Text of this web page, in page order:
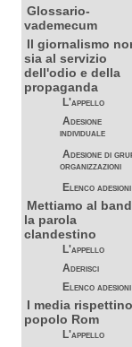
Glossario-
vademecum
Il giornalismo
sia al servizio
dell'odio e della
propaganda
L'appello
Adesione
individuale
Adesione di
organizzazioni
Elenco adesioni
Mettiamo al
la parola
clandestino
L'appello
Aderisci
Elenco adesioni
I media
popolo Rom
L'appello